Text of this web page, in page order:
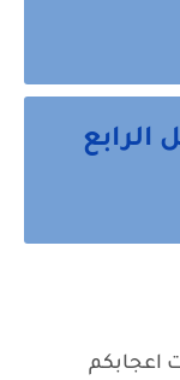
اعجابكم